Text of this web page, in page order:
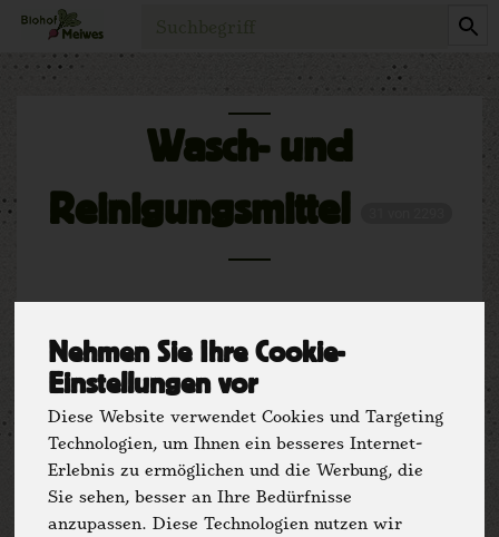
Nehmen Sie Ihre Cookie-
Einstellungen vor
Diese Website verwendet Cookies und Targeting
Technologien, um Ihnen ein besseres Internet-
Erlebnis zu ermöglichen und die Werbung, die
Sie sehen, besser an Ihre Bedürfnisse
anzupassen. Diese Technologien nutzen wir
Produkt
Wasch- und
Reinigungsmittel
Hersteller Ernährung
Allergene